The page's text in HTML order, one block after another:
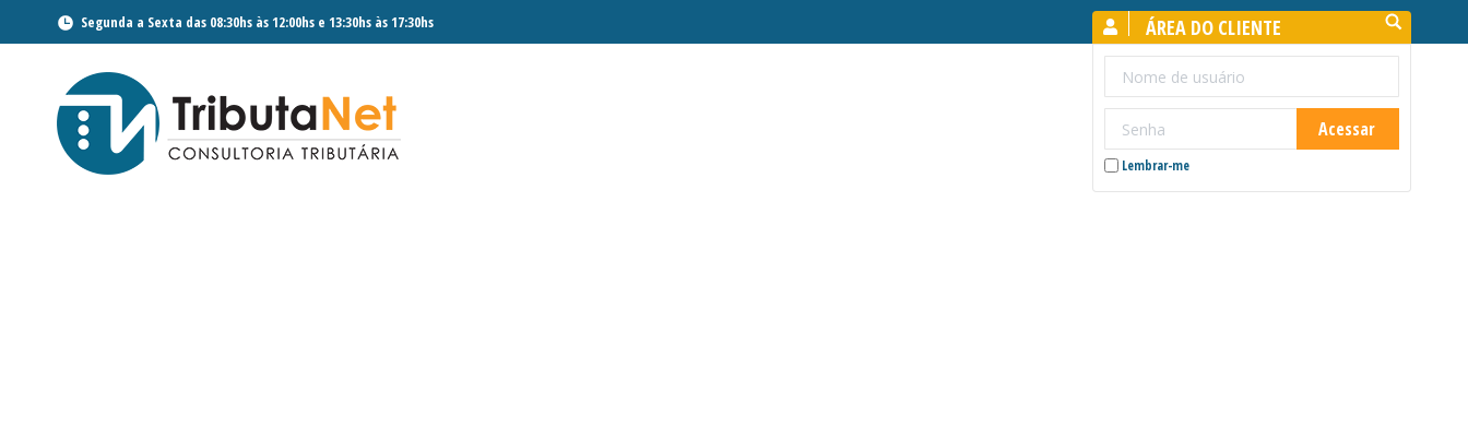
Segunda a Sexta das 08:30hs às 12:00hs e 13:30hs às 17:30hs Search:
ÁREA DO CLIENTE
Lembrar-me